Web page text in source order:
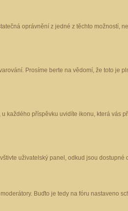
oprávnění z jedné z těchto možností,
Prosíme berte na vědomí, že toto je
příspěvku uvidíte ikonu, která vás
uživatelský panel, odkud jsou dostupné
Buďto je tedy na fóru nastaveno